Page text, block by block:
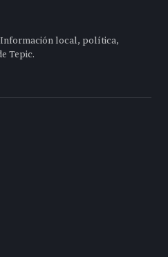
Información local, política,
Tepic.